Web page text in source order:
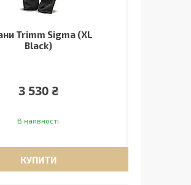
Trimm Sigma (XL
Black)
3 530 ₴
В наявності
КУПИТИ